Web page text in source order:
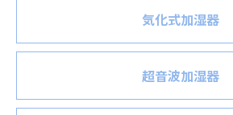
気化式加湿器
超音波加湿器